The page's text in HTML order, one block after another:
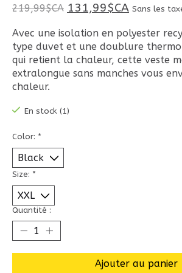
219,99$CA 131,99$CA Sans les
Avec une isolation en polyester
type duvet et une doublure
qui retient la chaleur, cette veste
extralongue sans manches vous
chaleur.
En stock (1)
Color: *
Size: *
Quantité :
Ajouter au panier